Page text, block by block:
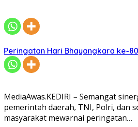
Peringatan Hari Bhayangkara ke-
MediaAwas.KEDIRI – Semangat
pemerintah daerah, TNI, Polri, dan
masyarakat mewarnai peringatan…